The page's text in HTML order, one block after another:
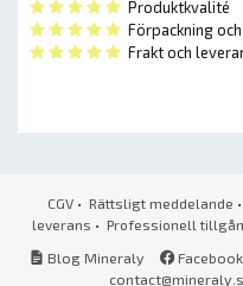
Produktkvalité
Förpackning
Frakt och
CGV• Rättsligt meddelande •
leverans • Professionell
Blog Mineraly
Facebook